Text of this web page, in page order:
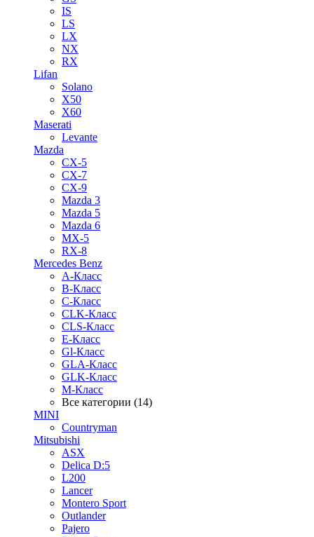
IS
LS
LX
NX
RX
Lifan
Solano
X50
X60
Maserati
Levante
Mazda
CX-5
CX-7
CX-9
Mazda 3
Mazda 5
Mazda 6
MX-5
RX-8
Mercedes Benz
A-Класс
B-Класс
C-Класс
CLK-Класс
CLS-Класс
E-Класс
Gl-Класс
GLA-Класс
GLK-Класс
M-Класс
Все категории (14)
MINI
Countryman
Mitsubishi
ASX
Delica D:5
L200
Lancer
Montero Sport
Outlander
Pajero